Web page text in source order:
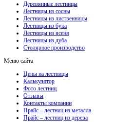
Деревянные лестницы
Лестницы из сосны
Лестницы из лиственницы
Лестницы из бука
Лестницы из ясеня
Лестницы из дуба
Столярное производство
Меню сайта
Цены на лестницы
Калькулятор
Фото лестниц
Отзывы
Контакты компании
Прайс – лестниц из металла
Прайс – лестниц из дерева